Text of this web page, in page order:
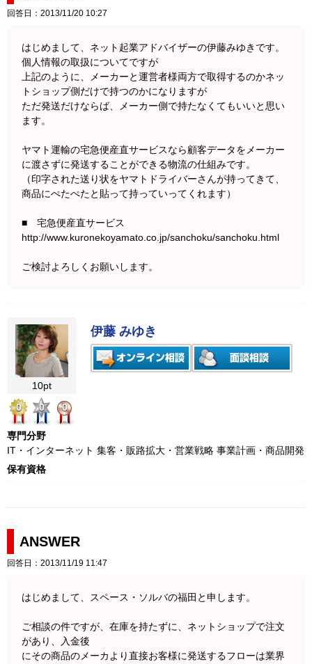
回答日：2013/11/20 10:27
はじめまして、ネット起業アドバイザーの伊藤みゆきです。
個人情報の取扱についてですが
上記のように、メーカーと運営者様両方で取得するのかネッ
トショップ側だけで持つのかになりますが
ただ発送だけならば、メーカー側で持たなくてもいいと思い
ます。
ヤマト運輸の宅急便産直サービスなら顧客データをメーカー
に渡さずに発送することができる物流の仕組みです。
（印字された送り状をヤマトドライバーさんが持ってきて、
商品にぺたぺたと貼って持っていってくれます）
■ 宅急便産直サービス
http://www.kuronekoyamato.co.jp/sanchoku/sanchoku.html
ご検討よろしくお願いします。
10pt
0
0 0
伊藤 みゆき
専門分野
IT・インターネット 集客・販路拡大・営業戦略 事業計画・商品開発
保有資格
ANSWER
回答日：2013/11/19 11:47
はじめまして、スペース・ソルバの福田と申します。
ご相談の件ですが、在庫を持たずに、ネットショップで注文
があり、入金後
にその商品のメーカより直接お客様に発送するフローは業界